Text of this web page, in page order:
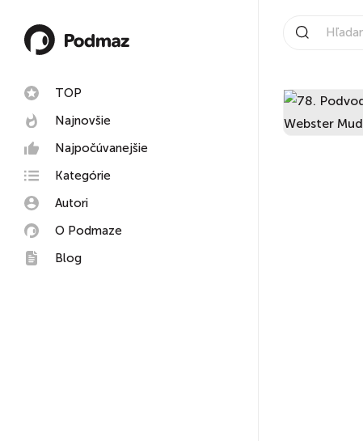
TOP
Najnovšie
Najpočúvanejšie
Kategórie
Autori
O Podmaze
Blog